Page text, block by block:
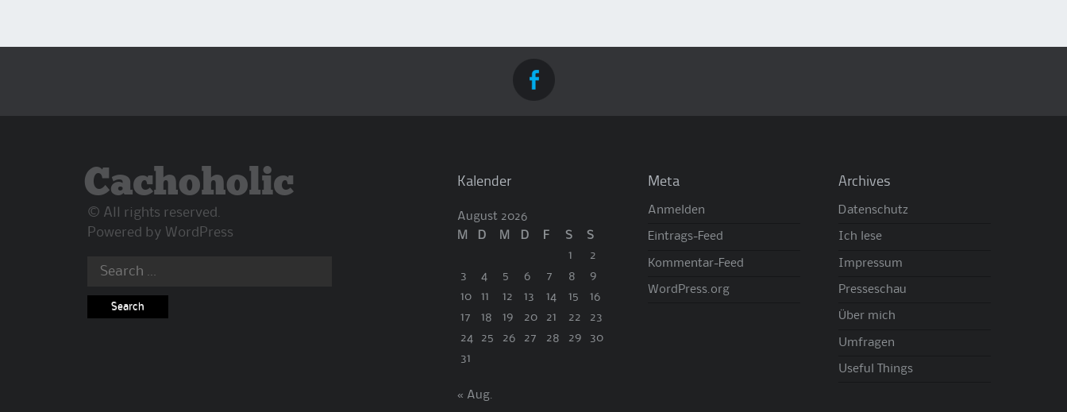
Cachoholic
© All rights reserved.
Powered by WordPress
Search
Kalender
August 2026
M
D M D F S
S
1
2
3
4 5 6 7 8
9
10
11 12 13 14 15
16
17
18 19 20 21 22
23
24
25 26 27 28 29
30
31
« Aug.
Meta
Anmelden
Eintrags-Feed
Kommentar-Feed
WordPress.org
Archives
Datenschutz
Ich lese
Impressum
Presseschau
Über mich
Umfragen
Useful Things